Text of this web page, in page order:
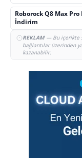
Roborock Q8 Max
İndirim
REKLAM— Bu içerikte
bağlantılar üzerinden
kazanabilir.